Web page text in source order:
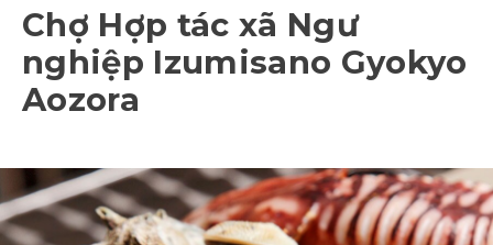
Chợ Hợp tác xã Ngư
nghiệp Izumisano Gyokyo
Aozora